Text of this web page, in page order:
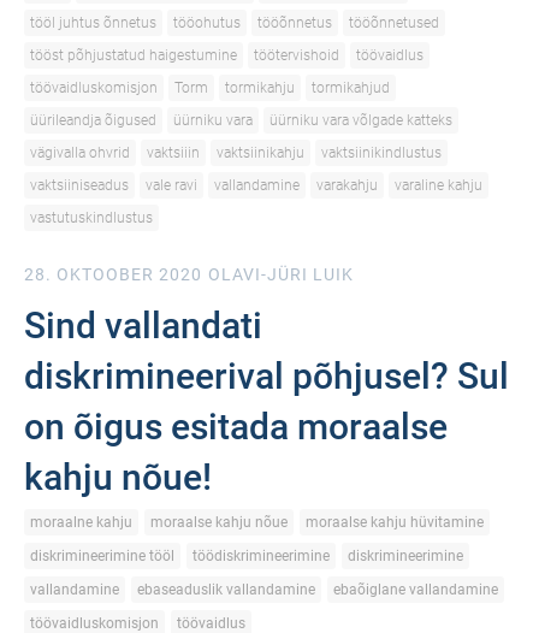
tööl juhtus õnnetus
tööohutus tööõnnetus
tööõnnetused
tööst põhjustatud haigestumine
töötervishoid
töövaidlus
töövaidluskomisjon
Torm tormikahju
tormikahjud
üürileandja õigused
üürniku vara
üürniku vara võlgade katteks
vägivalla ohvrid
vaktsiiin vaktsiinikahju
vaktsiinikindlustus
vaktsiiniseadus
vale ravi vallandamine varakahju
varaline kahju
vastutuskindlustus
28. OKTOOBER 2020 OLAVI-JÜRI LUIK
Sind vallandati
diskrimineerival põhjusel? Sul
on õigus esitada moraalse
kahju nõue!
moraalne kahju moraalse kahju nõue
moraalse kahju hüvitamine
diskrimineerimine tööl
töödiskrimineerimine
diskrimineerimine
vallandamine
ebaseaduslik vallandamine
ebaõiglane vallandamine
töövaidluskomisjon
töövaidlus